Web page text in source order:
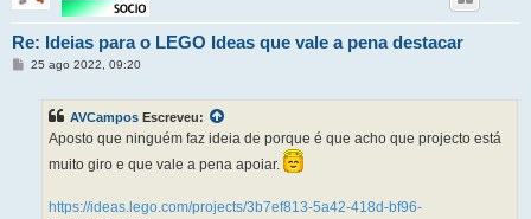
Re: Ideias para o LEGO Ideas que vale a pena destacar
Mensagem
25 ago 2022, 09:20
AVCampos Escreveu:
Aposto que ninguém faz ideia de porque é que acho que projecto está
muito giro e que vale a pena apoiar.
https://ideas.lego.com/projects/3b7ef813-5a42-418d-bf96-